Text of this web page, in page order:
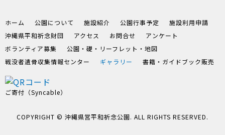
ホーム 公園について 施設紹介 公園行事予定
施設利用申請
沖縄県平和祈念財団
アクセス お問合せ
アンケート
ボランティア募集
公園・礎・リーフレット・地図
戦没者遺骨収集情報センター
ギャラリー 書籍・ガイドブック販売
ご寄付（Syncable）
COPYRIGHT © 沖縄県営平和祈念公園. ALL RIGHTS RESERVED.